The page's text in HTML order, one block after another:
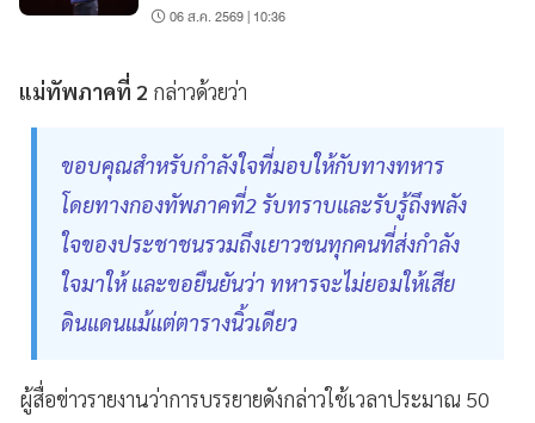
06 ส.ค. 2569 | 10:36
แม่ทัพภาคที่ 2 กล่าวด้วยว่า
ขอบคุณสำหรับกำลังใจที่มอบให้กับทางทหาร
โดยทางกองทัพภาคที่2 รับทราบและรับรู้ถึงพลัง
ใจของประชาชนรวมถึงเยาวชนทุกคนที่ส่งกำลัง
ใจมาให้ และขอยืนยันว่า ทหารจะไม่ยอมให้เสีย
ดินแดนแม้แต่ตารางนิ้วเดียว
ผู้สื่อข่าวรายงานว่าการบรรยายดังกล่าวใช้เวลาประมาณ 50